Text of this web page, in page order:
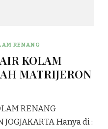
RENANG
KOLAM
MATRIJERON
RENANG
Hanya di :